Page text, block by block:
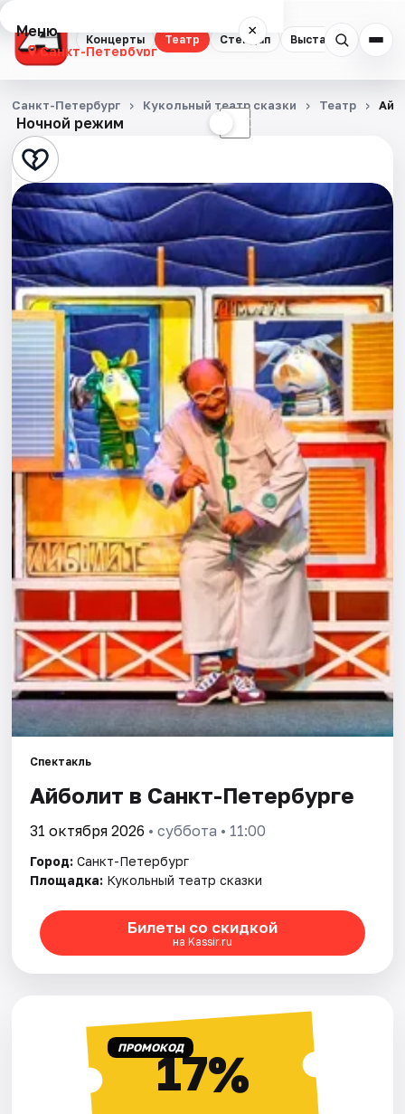
Концерты Театр Стендап Выставки
Меню ×
Санкт-Петербург
Концерты
Театр
Стендап
Выставки
Квесты
Экскурсии
Спорт
События
Города
Площадки
Артисты
Рейтинги
Ночной режим ☾
Санкт-Петербург Кукольный театр сказки Театр
Спектакль
Айболит в Санкт-Петербурге
31 октября 2026 • суббота • 11:00
Город: Санкт-Петербург
Площадка: Кукольный театр сказки
Билеты со скидкой
на Kassir.ru
ПРОМОКОД17%